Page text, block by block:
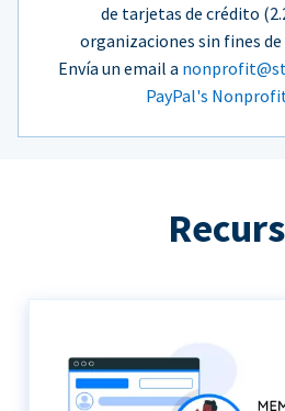
de tarjetas de crédito
organizaciones sin fines
Envía un email a
PayPal's